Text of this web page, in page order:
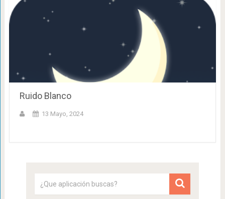
Ruido Blanco
13 Mayo, 2024